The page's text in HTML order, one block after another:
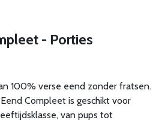
- Porties
100% verse eend zonder fratsen.
Compleet is geschikt voor
van pups tot